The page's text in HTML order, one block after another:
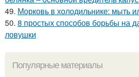
49. Морковь в холодильнике: мыть
50. 8 простых способов борьбы на
ловушки
Популярные материалы